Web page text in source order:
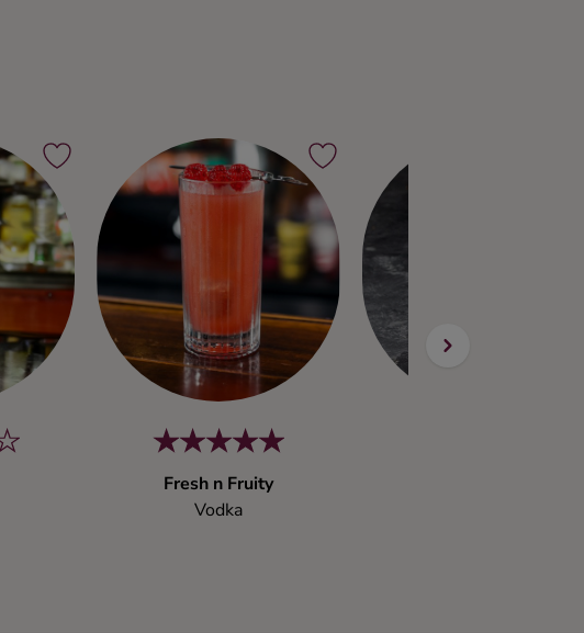
Fresh n Fruity
Vodka